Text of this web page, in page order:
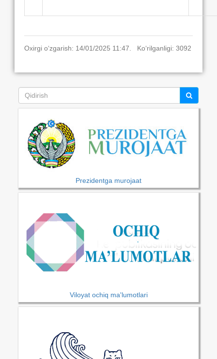
Oxirgi o‘zgarish: 14/01/2025 11:47. Ko‘rilganligi: 3092
Prezidentga murojaat
Viloyat ochiq ma'lumotlari